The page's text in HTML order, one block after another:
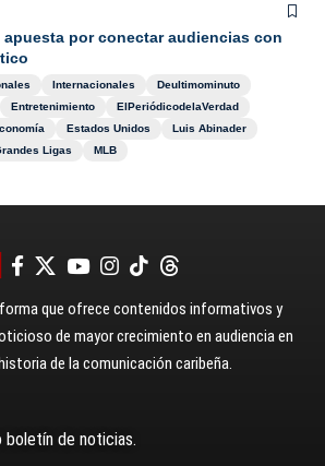
apuesta por conectar audiencias con
Internacionales
Deultimominuto
Entretenimiento
ElPeriódicodelaVerdad
Estados Unidos
Luis Abinader
Ligas MLB
que ofrece contenidos informativos y
de mayor crecimiento en audiencia en
de la comunicación caribeña.
de noticias.